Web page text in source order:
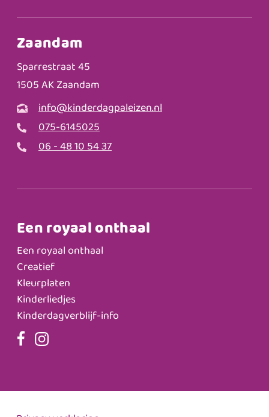
Zaandam
Sparrestraat 45
1505 AK Zaandam
info@kinderdagpaleizen.nl
075-6145025
06 - 48 10 54 37
Een royaal onthaal
Een royaal onthaal
Creatief
Kleurplaten
Kinderliedjes
Kinderdagverblijf-info